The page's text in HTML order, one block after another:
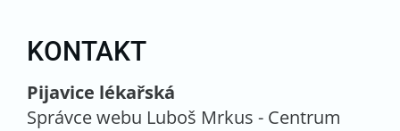
KONTAKT
Pijavice lékařská
Správce webu Luboš Mrkus - Centrum